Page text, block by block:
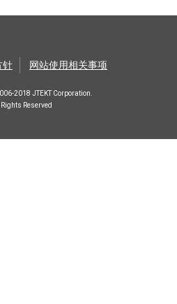
针 网站使用相关事项
2018 JTEKT Corporation.
Reserved